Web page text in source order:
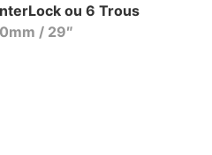
ou 6 Trous
/ 29″